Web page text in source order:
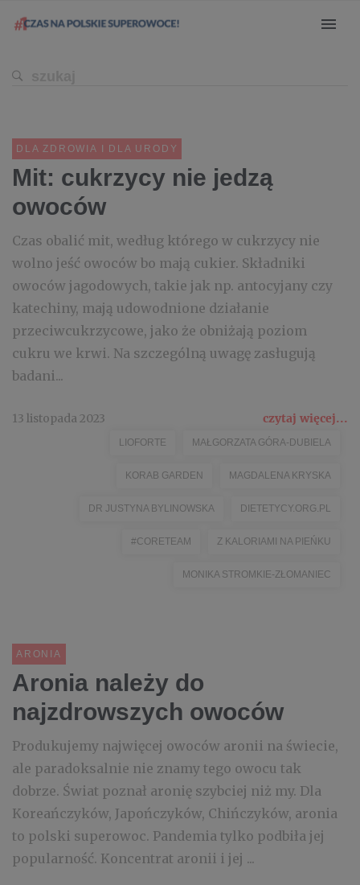
DLA ZDROWIA I DLA URODY
Mit: cukrzycy nie jedzą
owoców
Czas obalić mit, według którego w cukrzycy nie
wolno jeść owoców bo mają cukier. Składniki
owoców jagodowych, takie jak np. antocyjany czy
katechiny, mają udowodnione działanie
przeciwcukrzycowe, jako że obniżają poziom
cukru we krwi. Na szczególną uwagę zasługują
badani...
13 listopada 2023 czytaj więcej...
LIOFORTE MAŁGORZATA GÓRA-DUBIELA
KORAB GARDEN MAGDALENA KRYSKA
DR JUSTYNA BYLINOWSKA DIETETYCY.ORG.PL
#CORETEAM Z KALORIAMI NA PIEŃKU
MONIKA STROMKIE-ZŁOMANIEC
ARONIA
Aronia należy do
najzdrowszych owoców
Produkujemy najwięcej owoców aronii na świecie,
ale paradoksalnie nie znamy tego owocu tak
dobrze. Świat poznał aronię szybciej niż my. Dla
Koreańczyków, Japończyków, Chińczyków, aronia
to polski superowoc. Pandemia tylko podbiła jej
popularność. Koncentrat aronii i jej ...